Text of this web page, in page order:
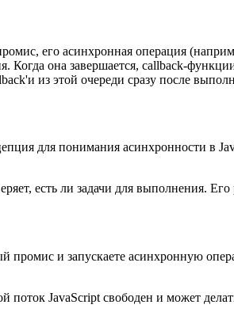
его асинхронная операция
Когда она завершается, callback-
из этой очереди сразу после
для понимания асинхронности в
есть ли задачи для выполнения.
промис и запускаете асинхронную
поток JavaScript свободен и может